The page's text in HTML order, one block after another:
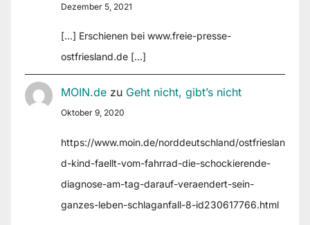
Dezember 5, 2021
[…] Erschienen bei www.freie-presse-
ostfriesland.de […]
MOIN.de zu Geht nicht, gibt’s nicht
Oktober 9, 2020
https://www.moin.de/norddeutschland/ostfrieslan
d-kind-faellt-vom-fahrrad-die-schockierende-
diagnose-am-tag-darauf-veraendert-sein-
ganzes-leben-schlaganfall-8-id230617766.html